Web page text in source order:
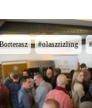
olaszrizling